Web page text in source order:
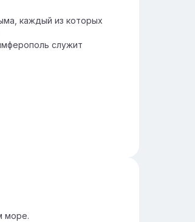
каждый из которых
служит
море.